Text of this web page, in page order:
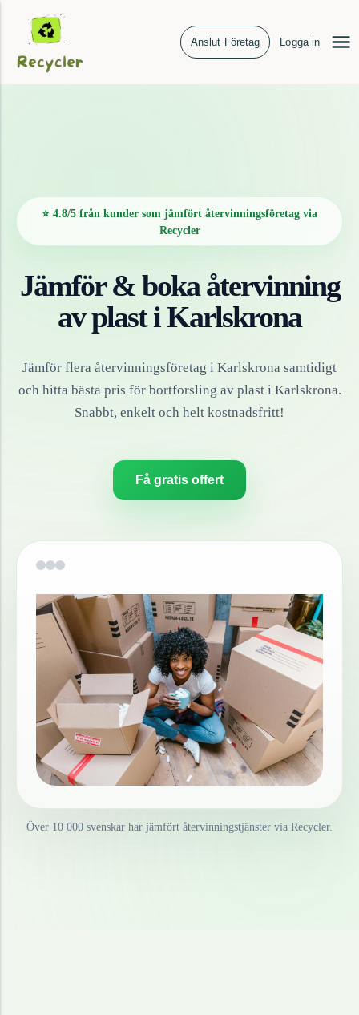
Anslut Företag Logga in
⭐ 4.8/5 från kunder som jämfört återvinningsföretag via
Recycler
Jämför & boka återvinning
avplastiKarlskrona
Jämför flera återvinningsföretag i Karlskrona samtidigt
och hitta bästa pris för bortforsling av plasti Karlskrona.
Snabbt, enkelt och helt kostnadsfritt!
Få gratis offert
Över 10 000 svenskar har jämfört återvinningstjänster via Recycler.